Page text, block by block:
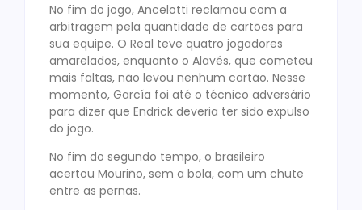
No fim do jogo, Ancelotti reclamou com a
arbitragem pela quantidade de cartões para
sua equipe. O Real teve quatro jogadores
amarelados, enquanto o Alavés, que cometeu
mais faltas, não levou nenhum cartão. Nesse
momento, García foi até o técnico adversário
para dizer que Endrick deveria ter sido expulso
do jogo.
No fim do segundo tempo, o brasileiro
acertou Mouriño, sem a bola, com um chute
entre as pernas.